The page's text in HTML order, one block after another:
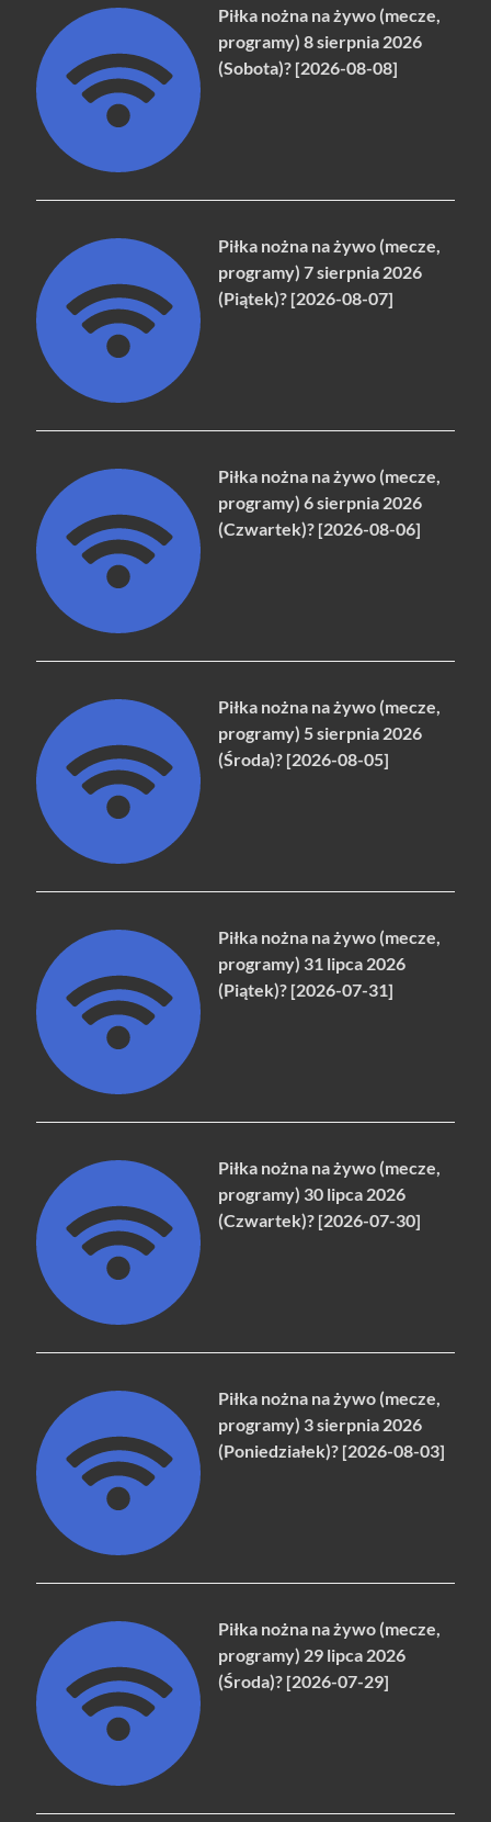
Piłka nożna na żywo (mecze,
programy) 8 sierpnia 2026
(Sobota)? [2026-08-08]
Piłka nożna na żywo (mecze,
programy) 7 sierpnia 2026
(Piątek)? [2026-08-07]
Piłka nożna na żywo (mecze,
programy) 6 sierpnia 2026
(Czwartek)? [2026-08-06]
Piłka nożna na żywo (mecze,
programy) 5 sierpnia 2026
(Środa)? [2026-08-05]
Piłka nożna na żywo (mecze,
programy) 31 lipca 2026
(Piątek)? [2026-07-31]
Piłka nożna na żywo (mecze,
programy) 30 lipca 2026
(Czwartek)? [2026-07-30]
Piłka nożna na żywo (mecze,
programy) 3 sierpnia 2026
(Poniedziałek)? [2026-08-03]
Piłka nożna na żywo (mecze,
programy) 29 lipca 2026
(Środa)? [2026-07-29]